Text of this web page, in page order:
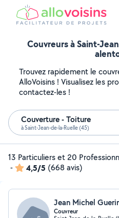
Couvreurs à Saint-
Trouvez rapidement le
AlloVoisins ! Visualisez les
contactez-les !
Couverture - Toiture
à Saint-Jean-de-la-Ruelle (45)
13 Particuliers et 20
-
4,5/5 (668 avis)
Jean Michel
Couvreur